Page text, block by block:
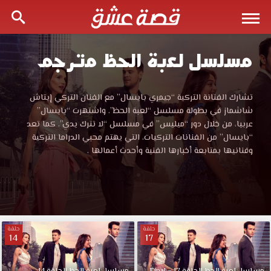
مسلسل
لعبة
الحظ
مترجم
عشق
FULL
مسلسل لعبة الحظ مترجم
مسلسل
لعبة
الحظ
مترجم
قصة
عالية
المسلسل
التركي
لعبة
الحظ
تشارك الفنانة التركية “جيمري بايسال” مع الفنان التركي إيتاش
شاشماز في بطولة مسلسل “لعبة الحظ”. واشتهرت “بايسال”
عربيا، من خلال دور “ميليس” في مسلسل “لا تترك يدي”. كما تعد
“بايسال” من الفنانات التركيات، التي يهتم محبي الدراما التركية
وفنانيها بمتابعة أخبارها الفنية وأحدث أعمالها .
حلقة
17
حلقة
14